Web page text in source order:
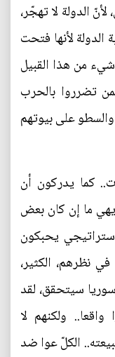
الدولة لا تهجّر،
لأنها فتحت
من هذا القبيل
تضرروا بالحرب
على بيوتهم
كما يدركون أن
ما إن كان بعض
يحبكون
نظرهم، الكثير،
سيتحقق، لقد
ولكنهم لا
الكلّ عوا ضد